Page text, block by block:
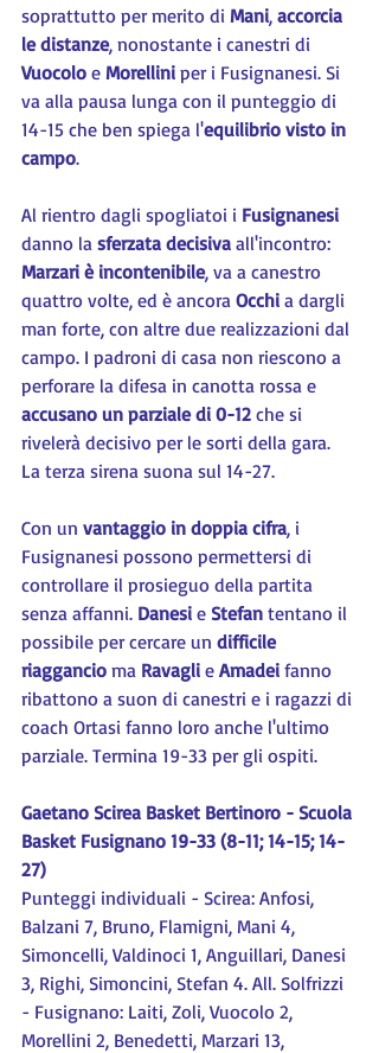
soprattutto per merito di Mani, accorcia
le distanze, nonostante i canestri di
Vuocolo e Morellini per i Fusignanesi. Si
va alla pausa lunga con il punteggio di
14-15 che ben spiega l'equilibrio visto in
campo.
Al rientro dagli spogliatoi i Fusignanesi
danno la sferzata decisiva all'incontro:
Marzari è incontenibile, va a canestro
quattro volte, ed è ancora Occhi a dargli
man forte, con altre due realizzazioni dal
campo. I padroni di casa non riescono a
perforare la difesa in canotta rossa e
accusano un parziale di 0-12 che si
rivelerà decisivo per le sorti della gara.
La terza sirena suona sul 14-27.
Con un vantaggio in doppia cifra, i
Fusignanesi possono permettersi di
controllare il prosieguo della partita
senza affanni. Danesi e Stefan tentano il
possibile per cercare un difficile
riaggancio ma Ravagli e Amadei fanno
ribattono a suon di canestri e i ragazzi di
coach Ortasi fanno loro anche l'ultimo
parziale. Termina 19-33 per gli ospiti.
Gaetano Scirea Basket Bertinoro - Scuola
Basket Fusignano 19-33 (8-11; 14-15; 14-
27)
Punteggi individuali - Scirea: Anfosi,
Balzani 7, Bruno, Flamigni, Mani 4,
Simoncelli, Valdinoci 1, Anguillari, Danesi
3, Righi, Simoncini, Stefan 4. All. Solfrizzi
- Fusignano: Laiti, Zoli, Vuocolo 2,
Morellini 2, Benedetti, Marzari 13,